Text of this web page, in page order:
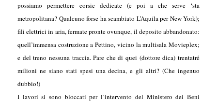
possiamo permettere corsie dedicate (e poi a che serve ‘sta
metropolitana? Qualcuno forse ha scambiato L’Aquila per New York);
fili elettrici in aria, fermate pronte ovunque, il deposito abbandonato:
quell’immensa costruzione a Pettino, vicino la multisala Movieplex;
e del treno nessuna traccia. Pare che di quei (dottore dica) trentatré
milioni ne siano stati spesi una decina, e gli altri? (Che ingenuo
dubbio!)
I lavori si sono bloccati per l’intervento del Ministero dei Beni